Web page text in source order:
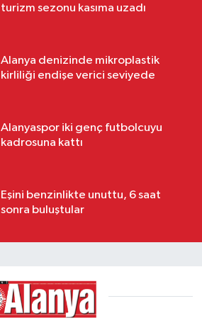
turizm sezonu kasıma uzadı
Alanya denizinde mikroplastik
kirliliği endişe verici seviyede
Alanyaspor iki genç futbolcuyu
kadrosuna kattı
Eşini benzinlikte unuttu, 6 saat
sonra buluştular